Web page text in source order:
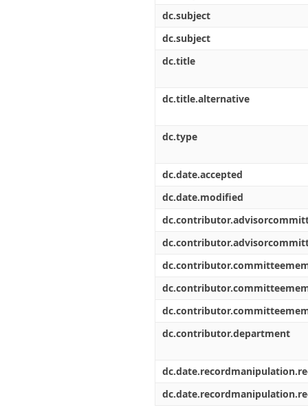
dc.subject
dc.subject
dc.title
dc.title.alternative
dc.type
dc.date.accepted
dc.date.modified
dc.contributor.department